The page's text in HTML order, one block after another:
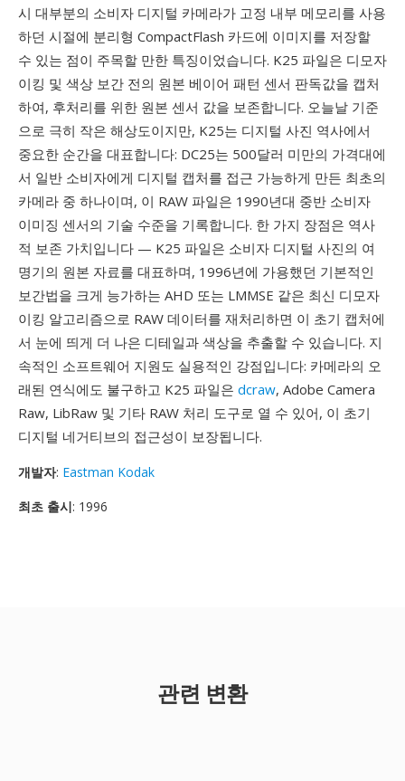
시 대부분의 소비자 디지털 카메라가 고정 내부 메모리를 사용
하던 시절에 분리형 CompactFlash 카드에 이미지를 저장할
수 있는 점이 주목할 만한 특징이었습니다. K25 파일은 디모자
이킹 및 색상 보간 전의 원본 베이어 패턴 센서 판독값을 캡처
하여, 후처리를 위한 원본 센서 값을 보존합니다. 오늘날 기준
으로 극히 작은 해상도이지만, K25는 디지털 사진 역사에서
중요한 순간을 대표합니다: DC25는 500달러 미만의 가격대에
서 일반 소비자에게 디지털 캡처를 접근 가능하게 만든 최초의
카메라 중 하나이며, 이 RAW 파일은 1990년대 중반 소비자
이미징 센서의 기술 수준을 기록합니다. 한 가지 장점은 역사
적 보존 가치입니다 — K25 파일은 소비자 디지털 사진의 여
명기의 원본 자료를 대표하며, 1996년에 가용했던 기본적인
보간법을 크게 능가하는 AHD 또는 LMMSE 같은 최신 디모자
이킹 알고리즘으로 RAW 데이터를 재처리하면 이 초기 캡처에
서 눈에 띄게 더 나은 디테일과 색상을 추출할 수 있습니다. 지
속적인 소프트웨어 지원도 실용적인 강점입니다: 카메라의 오
래된 연식에도 불구하고 K25 파일은 dcraw, Adobe Camera
Raw, LibRaw 및 기타 RAW 처리 도구로 열 수 있어, 이 초기
디지털 네거티브의 접근성이 보장됩니다.
개발자: Eastman Kodak
최초 출시: 1996
관련 변환